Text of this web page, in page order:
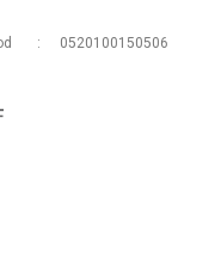
0520100150506